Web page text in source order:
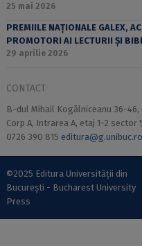
25 mai 2026
PREMIILE NAȚIONALE GALEX,
PROMOTORI AI LECTURII ȘI
29 aprilie 2026
CONTACT
B-dul Mihail Kogălniceanu 36-
Corp A, Intrarea A, etaj 1-2 sector
0726 390 815 editura@g.unibuc.ro
©2025 Editura Universității din
București - Bucharest University
Press